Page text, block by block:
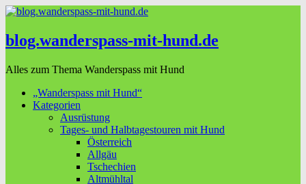
blog.wanderspass-mit-hund.de
Alles zum Thema Wanderspass mit Hund
„Wanderspass mit Hund“
Kategorien
Ausrüstung
Tages- und Halbtagestouren mit Hund
Österreich
Allgäu
Tschechien
Altmühltal